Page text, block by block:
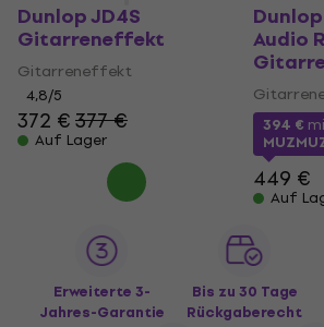
Dunlop JD4S
Gitarreneffekt
Gitarreneffekt
4,8/5
372 €377 €
Auf Lager
Audio
394 €
449 €
Auf
Erweiterte 3-
Jahres-Garantie
Bis zu 30 Tage
Rückgaberecht